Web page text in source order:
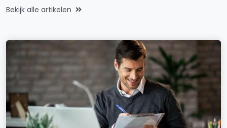
Bekijk alle artikelen